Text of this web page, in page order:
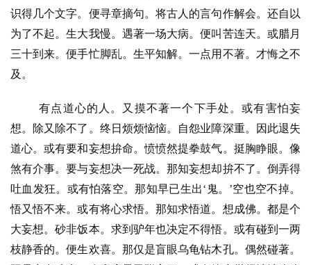
识得几个文字。便寻章摘句。将古人的言句作解会。还自以
为了不起。生大我慢。遇著一场大病。便叫苦连天。或腊月
三十到来。便手忙脚乱。生平知解。一点用不著。才悔之不
及。
有点道心的人。又摸不著一个下手处。或有害怕妄
想。除又除不了。终日烦烦恼恼。自怨业障深重。因此退失
道心。或有要和妄想拚命。愤愤然提拳鼓气。挺胸睁眼。像
煞有介事。要与妄想决一死战。那知妄想却拚不了。倒弄得
吐血发狂。或有怕落空。那知早已生出‘鬼。’空也空不掉。
悟又悟不来。或有将心求悟。那知求悟道。想成佛。都是个
大妄想。砂非饭本。求到驴年也决定不得悟。或有碰到一两
枝静香的。便生欢喜。那仅是盲眼乌龟钻木孔。偶然碰著。